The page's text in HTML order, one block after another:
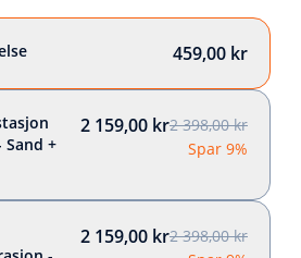
459,00 kr
2 159,00 kr2 398,00 kr
Spar 9%
2 159,00 kr2 398,00 kr